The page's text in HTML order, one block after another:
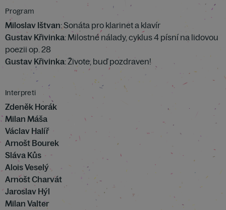
Program
Miloslav Ištvan: Sonáta pro klarinet a klavír
Gustav Křivinka: Milostné nálady, cyklus 4 písní na lidovou
poezii op. 28
Gustav Křivinka: Živote, buď pozdraven!
Interpreti
Zdeněk Horák
Milan Máša
Václav Halíř
Arnošt Bourek
Sláva Kůs
Alois Veselý
Arnošt Charvát
Jaroslav Hýl
Milan Valter